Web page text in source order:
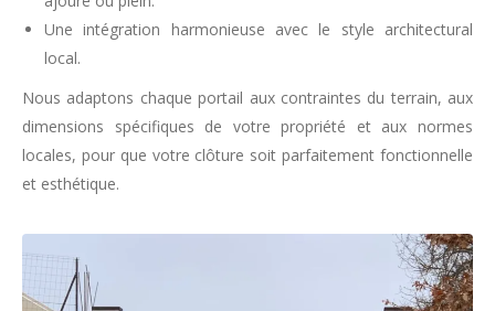
Une intégration harmonieuse avec le style architectural
local.
Nous adaptons chaque portail aux contraintes du terrain, aux
dimensions spécifiques de votre propriété et aux normes
locales, pour que votre clôture soit parfaitement fonctionnelle
et esthétique.